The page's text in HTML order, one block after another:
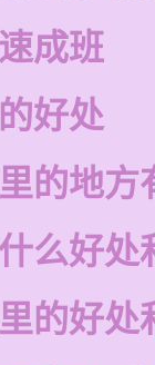
成班
好处
的地方
么好处
的好处